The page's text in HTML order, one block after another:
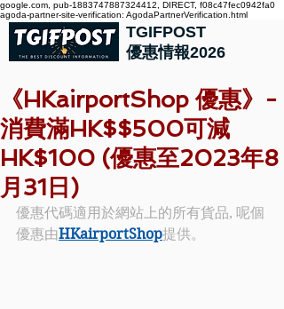
google.com, pub-1883747887324412, DIRECT, f08c47fec0942fa0
agoda-partner-site-verification: AgodaPartnerVerification.html
TGIFPOST
優惠情報2026
《HKairportShop 優惠》-
消費滿HK$$500可減
HK$100 (優惠至2023年8
月31日)
優惠代碼適用於網站上的所有貨品, 呢個
優惠由HKairportShop提供。